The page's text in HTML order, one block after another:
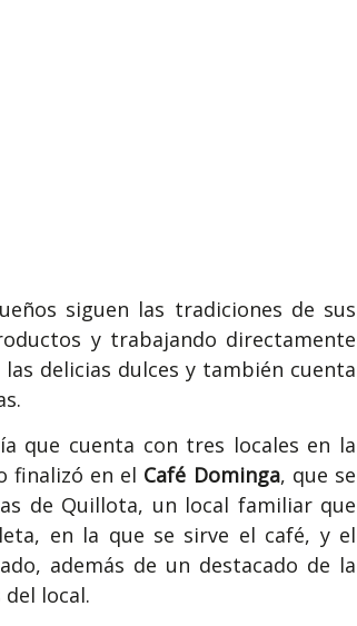
siguen las tradiciones de sus
y trabajando directamente
delicias dulces y también cuenta
que cuenta con tres locales en la
finalizó en el Café Dominga, que se
de Quillota, un local familiar que
en la que se sirve el café, y el
además de un destacado de la
local.